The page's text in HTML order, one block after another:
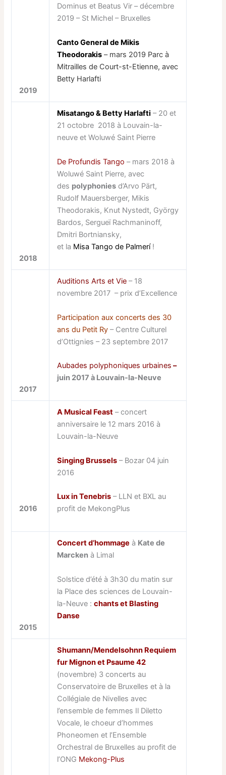
2019
Dominus et Beatus Vir – décembre
2019 – St Michel – Bruxelles
Canto General de Mikis
Theodorakis – mars 2019 Parc à
Mitrailles de Court-st-Etienne, avec
Betty Harlafti
2018
Misatango & Betty Harlafti – 20 et
21 octobre 2018 à Louvain-la-
neuve et Woluwé Saint Pierre
De Profundis Tango – mars 2018 à
Woluwé Saint Pierre, avec
des polyphonies d’Arvo Pärt,
Rudolf Mauersberger, Mikis
Theodorakis, Knut Nystedt, György
Bardos, Sergueï Rachmaninoff,
Dmitri Bortniansky,
et la Misa Tango de Palmerí!
2017
Auditions Arts et Vie – 18
novembre 2017 – prix d’Excellence
Participation aux concerts des 30
ans du Petit Ry – Centre Culturel
d’Ottignies – 23 septembre 2017
Aubades polyphoniques urbaines –
juin 2017 à Louvain-la-Neuve
2016
A Musical Feast – concert
anniversaire le 12 mars 2016 à
Louvain-la-Neuve
Singing Brussels – Bozar 04 juin
2016
Lux in Tenebris – LLN et BXL au
profit de MekongPlus
2015
Concert d’hommage à Kate de
Marcken à Limal
Solstice d’été à 3h30 du matin sur
la Place des sciences de Louvain-
la-Neuve :chants et Blasting
Danse
Shumann/Mendelsohnn Requiem
fur Mignon et Psaume 42
(novembre) 3 concerts au
Conservatoire de Bruxelles et à la
Collégiale de Nivelles avec
l’ensemble de femmes Il Diletto
Vocale, le choeur d’hommes
Phoneomen et l’Ensemble
Orchestral de Bruxelles au profit de
l’ONG Mekong-Plus